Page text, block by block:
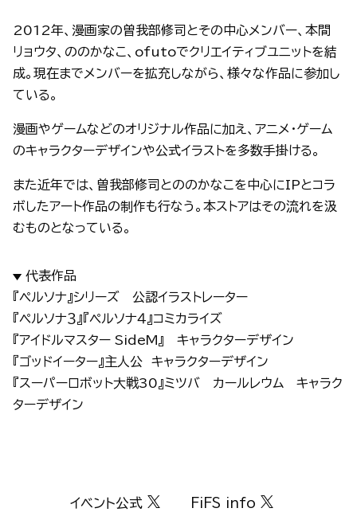
2012年、漫画家の曽我部修司とその中心メンバー、本間
リョウタ、ののかなこ、ofutoでクリエイティブユニットを結
成。現在までメンバーを拡充しながら、様々な作品に参加し
ている。
漫画やゲームなどのオリジナル作品に加え、アニメ・ゲーム
のキャラクターデザインや公式イラストを多数手掛ける。
また近年では、曽我部修司とののかなこを中心にIPとコラ
ボしたアート作品の制作も行なう。本ストアはその流れを汲
むものとなっている。
代表作品
『ペルソナ』シリーズ 公認イラストレーター
『ペルソナ３』『ペルソナ４』コミカライズ
『アイドルマスター SideM』 キャラクターデザイン
『ゴッドイーター』主人公 キャラクターデザイン
『スーパーロボット大戦30』ミツバ カールレウム キャラク
ターデザイン
イベント公式 FiFS info